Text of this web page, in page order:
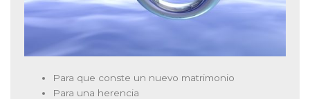
Para que conste un nuevo matrimonio
Para una herencia